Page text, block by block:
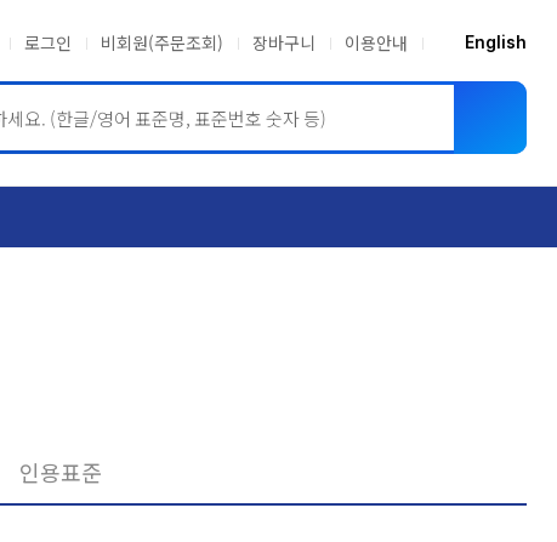
로그인 비회원(주문조회) 장바구니 이용안내 English
인용표준